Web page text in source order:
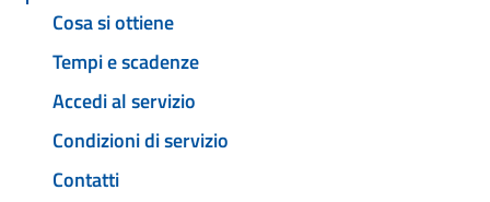
Cosa si ottiene
Tempi e scadenze
Accedi al servizio
Condizioni di servizio
Contatti